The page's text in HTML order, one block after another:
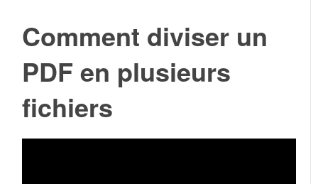
Comment diviser un
PDF en plusieurs
fichiers